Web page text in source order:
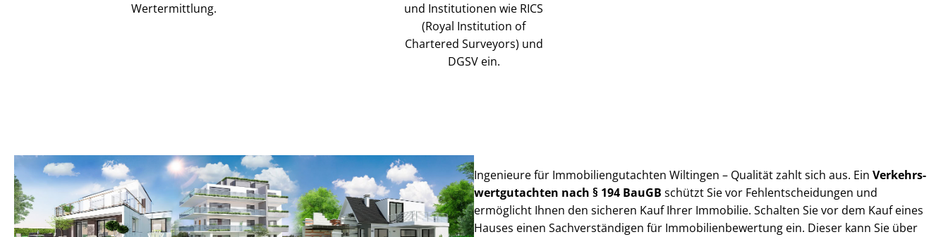
Wertermittlung.
und Institutionen wie RICS
(Royal Institution of
Chartered Surveyors) und
DGSV ein.
Ingenieure für Im­mo­bi­li­en­gut­ach­ten Wiltingen – Qualität zahlt sich aus. Ein Ver­kehrs­
wert­gut­ach­ten nach § 194 BauGB schützt Sie vor Fehl­ent­schei­dun­gen und
ermöglicht Ihnen den sicheren Kauf Ihrer Immobilie. Schalten Sie vor dem Kauf eines
Hauses einen Sach­ver­stän­di­gen für Im­mo­bi­li­en­be­wer­tung ein. Dieser kann Sie über